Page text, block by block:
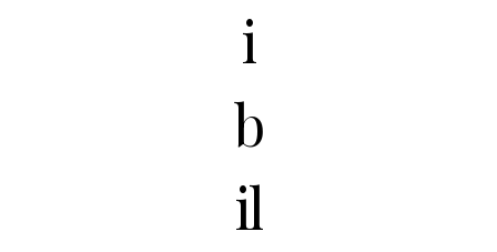
i
b
il